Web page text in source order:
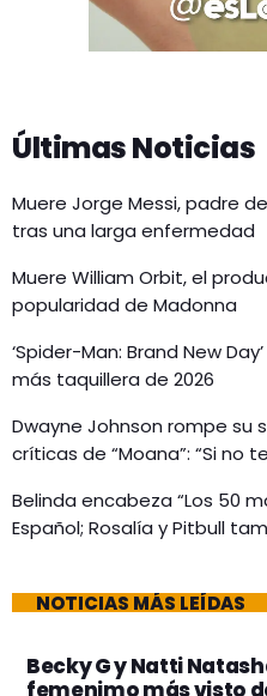
Últimas Noticias
Muere Jorge Messi, padre
tras una larga enfermedad
Muere William Orbit, el
popularidad de Madonna
‘Spider-Man: Brand New
más taquillera de 2026
Dwayne Johnson rompe su
críticas de “Moana”: “Si no
Belinda encabeza “Los 50
Español; Rosalía y Pitbull
NOTICIAS MÁS LEÍDAS
Becky G y Natti